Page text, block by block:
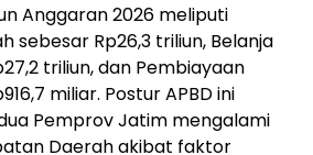
Anggaran 2026 meliputi
sebesar Rp26,3 triliun, Belanja
triliun, dan Pembiayaan
miliar. Postur APBD ini
Pemprov Jatim mengalami
Daerah akibat faktor